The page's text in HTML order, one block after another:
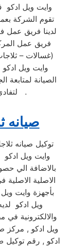
وايت ويل ادكو
تقوم الشركة
لدينا فريق عمل
فريق عمل
(غسالات –
وايت ويل
الصيانة لمتابعة
لتفادي المشاكل المحتملة وهذا مايميزنا .
صيانه
توكيل صيانه
وايت ويل
بالاضافة الي
الاصلية الاصلية
بأجهزة وايت
ويل ادكو
والالكترونية
ويل ادكو , مركز
ادكو , رقم توكيل